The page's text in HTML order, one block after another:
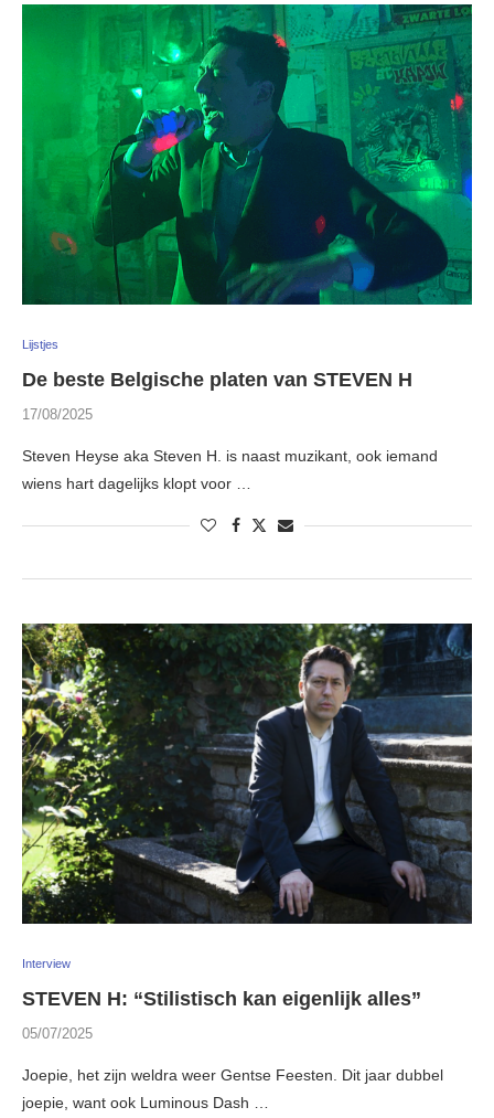
Lijstjes
De beste Belgische platen van STEVEN H
17/08/2025
Steven Heyse aka Steven H. is naast muzikant, ook iemand
wiens hart dagelijks klopt voor …
Interview
STEVEN H: “Stilistisch kan eigenlijk alles”
05/07/2025
Joepie, het zijn weldra weer Gentse Feesten. Dit jaar dubbel
joepie, want ook Luminous Dash …